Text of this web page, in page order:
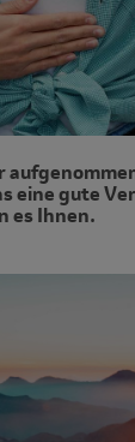
eine gute
es Ihnen.